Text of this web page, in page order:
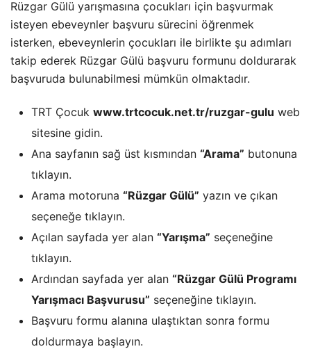
Rüzgar Gülü yarışmasına çocukları için başvurmak
isteyen ebeveynler başvuru sürecini öğrenmek
isterken, ebeveynlerin çocukları ile birlikte şu adımları
takip ederek Rüzgar Gülü başvuru formunu doldurarak
başvuruda bulunabilmesi mümkün olmaktadır.
TRT Çocuk www.trtcocuk.net.tr/ruzgar-gulu web
sitesine gidin.
Ana sayfanın sağ üst kısmından “Arama” butonuna
tıklayın.
Arama motoruna “Rüzgar Gülü” yazın ve çıkan
seçeneğe tıklayın.
Açılan sayfada yer alan “Yarışma” seçeneğine
tıklayın.
Ardından sayfada yer alan “Rüzgar Gülü Programı
Yarışmacı Başvurusu” seçeneğine tıklayın.
Başvuru formu alanına ulaştıktan sonra formu
doldurmaya başlayın.